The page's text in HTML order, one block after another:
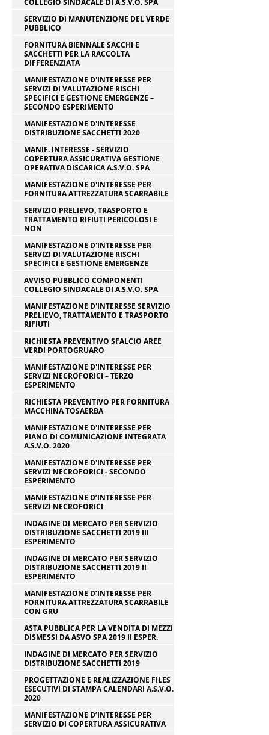
COLLEGIO SINDACALE DI A.S.V.O. SPA
SERVIZIO DI MANUTENZIONE DEL VERDE
PUBBLICO
FORNITURA BIENNALE SACCHI E
SACCHETTI PER LA RACCOLTA
DIFFERENZIATA
MANIFESTAZIONE D'INTERESSE PER
SERVIZI DI VALUTAZIONE RISCHI
SPECIFICI E GESTIONE EMERGENZE –
SECONDO ESPERIMENTO
MANIFESTAZIONE D'INTERESSE
DISTRIBUZIONE SACCHETTI 2020
MANIF. INTERESSE - SERVIZIO
COPERTURA ASSICURATIVA GESTIONE
OPERATIVA DISCARICA A.S.V.O. SPA
MANIFESTAZIONE D'INTERESSE PER
FORNITURA ATTREZZATURA SCARRABILE
SERVIZIO PRELIEVO, TRASPORTO E
TRATTAMENTO RIFIUTI PERICOLOSI E
NON
MANIFESTAZIONE D'INTERESSE PER
SERVIZI DI VALUTAZIONE RISCHI
SPECIFICI E GESTIONE EMERGENZE
AVVISO PUBBLICO COMPONENTI
COLLEGIO SINDACALE DI A.S.V.O. SPA
MANIFESTAZIONE D'INTERESSE SERVIZIO
PRELIEVO, TRATTAMENTO E TRASPORTO
RIFIUTI
RICHIESTA PREVENTIVO SFALCIO AREE
VERDI PORTOGRUARO
MANIFESTAZIONE D'INTERESSE PER
SERVIZI NECROFORICI – TERZO
ESPERIMENTO
RICHIESTA PREVENTIVO PER FORNITURA
MACCHINA TOSAERBA
MANIFESTAZIONE D'INTERESSE PER
PIANO DI COMUNICAZIONE INTEGRATA
A.S.V.O. 2020
MANIFESTAZIONE D'INTERESSE PER
SERVIZI NECROFORICI - SECONDO
ESPERIMENTO
MANIFESTAZIONE D’INTERESSE PER
SERVIZI NECROFORICI
INDAGINE DI MERCATO PER SERVIZIO
DISTRIBUZIONE SACCHETTI 2019 III
ESPERIMENTO
INDAGINE DI MERCATO PER SERVIZIO
DISTRIBUZIONE SACCHETTI 2019 II
ESPERIMENTO
MANIFESTAZIONE D’INTERESSE PER
FORNITURA ATTREZZATURA SCARRABILE
CON GRU
ASTA PUBBLICA PER LA VENDITA DI MEZZI
DISMESSI DA ASVO SPA 2019 II ESPER.
INDAGINE DI MERCATO PER SERVIZIO
DISTRIBUZIONE SACCHETTI 2019
PROGETTAZIONE E REALIZZAZIONE FILES
ESECUTIVI DI STAMPA CALENDARI A.S.V.O.
2020
MANIFESTAZIONE D’INTERESSE PER
SERVIZIO DI COPERTURA ASSICURATIVA